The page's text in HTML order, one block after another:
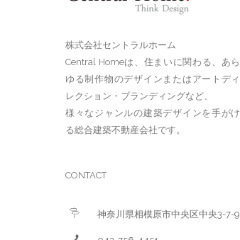
株式会社セントラルホーム
Central Homeは、住まいに関わる、あら
ゆる制作物のデザインまたはアートディ
レクション・ブランディングなど、
様々なジャンルの建築デザインを手がけ
る総合建築不動産会社です。
CONTACT
神奈川県相模原市中央区中央3-7-9